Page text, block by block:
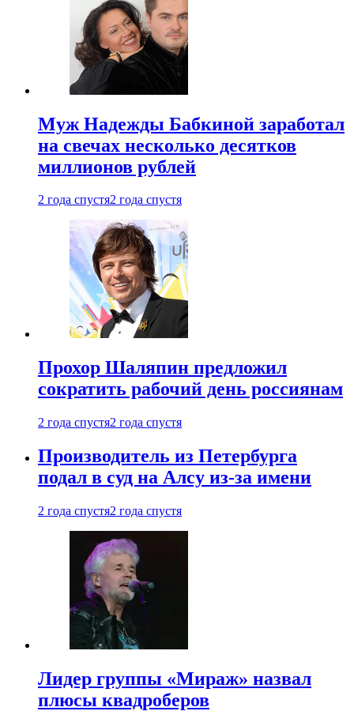
Муж Надежды Бабкиной заработал
на свечах несколько десятков
миллионов рублей
2 года спустя2 года спустя
Прохор Шаляпин предложил
сократить рабочий день россиянам
2 года спустя2 года спустя
Производитель из Петербурга
подал в суд на Алсу из-за имени
2 года спустя2 года спустя
Лидер группы «Мираж» назвал
плюсы квадроберов